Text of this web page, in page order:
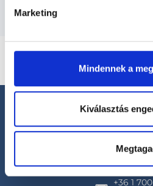
Marketing
Mindennek a
Kiválasztás
+36 1